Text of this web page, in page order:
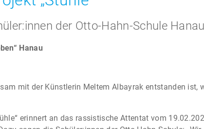
der Otto-Hahn-Schule Hanau
Hanau
mit der Künstlerin Meltem Albayrak entstanden ist,
erinnert an das rassistische Attentat vom